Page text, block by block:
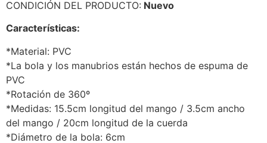
CONDICIÓN DEL PRODUCTO: Nuevo
Características:
*Material: PVC
*La bola y los manubrios están hechos de espuma de
PVC
*Rotación de 360º
*Medidas: 15.5cm longitud del mango / 3.5cm ancho
del mango / 20cm longitud de la cuerda
*Diámetro de la bola: 6cm